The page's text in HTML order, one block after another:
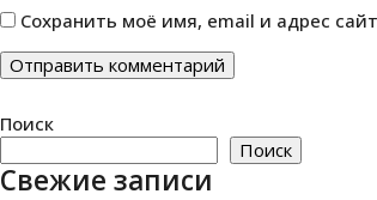
Сохранить моё имя, email и адрес
Поиск
Поиск
Свежие записи